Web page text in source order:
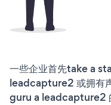
一些企业首先take a
leadcapture2 或拥有
guru a leadcapture2